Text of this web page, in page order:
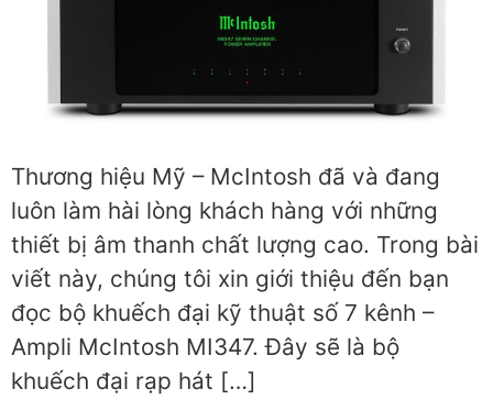
Thương hiệu Mỹ – McIntosh đã và đang
luôn làm hài lòng khách hàng với những
thiết bị âm thanh chất lượng cao. Trong bài
viết này, chúng tôi xin giới thiệu đến bạn
đọc bộ khuếch đại kỹ thuật số 7 kênh –
Ampli McIntosh MI347. Đây sẽ là bộ
khuếch đại rạp hát […]